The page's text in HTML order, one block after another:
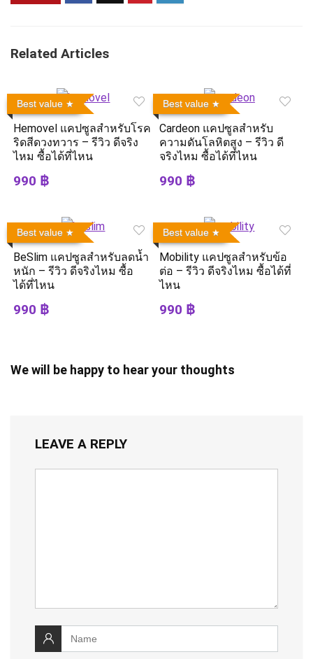
Related Articles
Best value
Hemovel แคปซูลสำหรับโรค
ริดสีดวงทวาร – รีวิว ดีจริง
ไหม ซื้อได้ที่ไหน
990 ฿
Best value
Cardeon แคปซูลสำหรับ
ความดันโลหิตสูง – รีวิว ดี
จริงไหม ซื้อได้ที่ไหน
990 ฿
Best value
BeSlim แคปซูลสำหรับลดน้ำ
หนัก – รีวิว ดีจริงไหม ซื้อ
ได้ที่ไหน
990 ฿
Best value
Mobility แคปซูลสำหรับข้อ
ต่อ – รีวิว ดีจริงไหม ซื้อได้ที่
ไหน
990 ฿
We will be happy to hear your thoughts
LEAVE A REPLY